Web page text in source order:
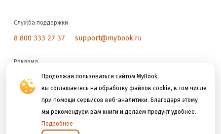
Продолжая пользоваться сайтом MyBook,
вы соглашаетесь на обработку файлов cookie, в том числе
при помощи сервисов веб-аналитики. Благодаря этому
мы рекомендуем вам книги и делаем продукт удобнее.
Подробнее
Служба поддержки
8 800 333 27 37 support@mybook.ru
Реклама
reklama@litres.ru
Мы принимаем к оплате